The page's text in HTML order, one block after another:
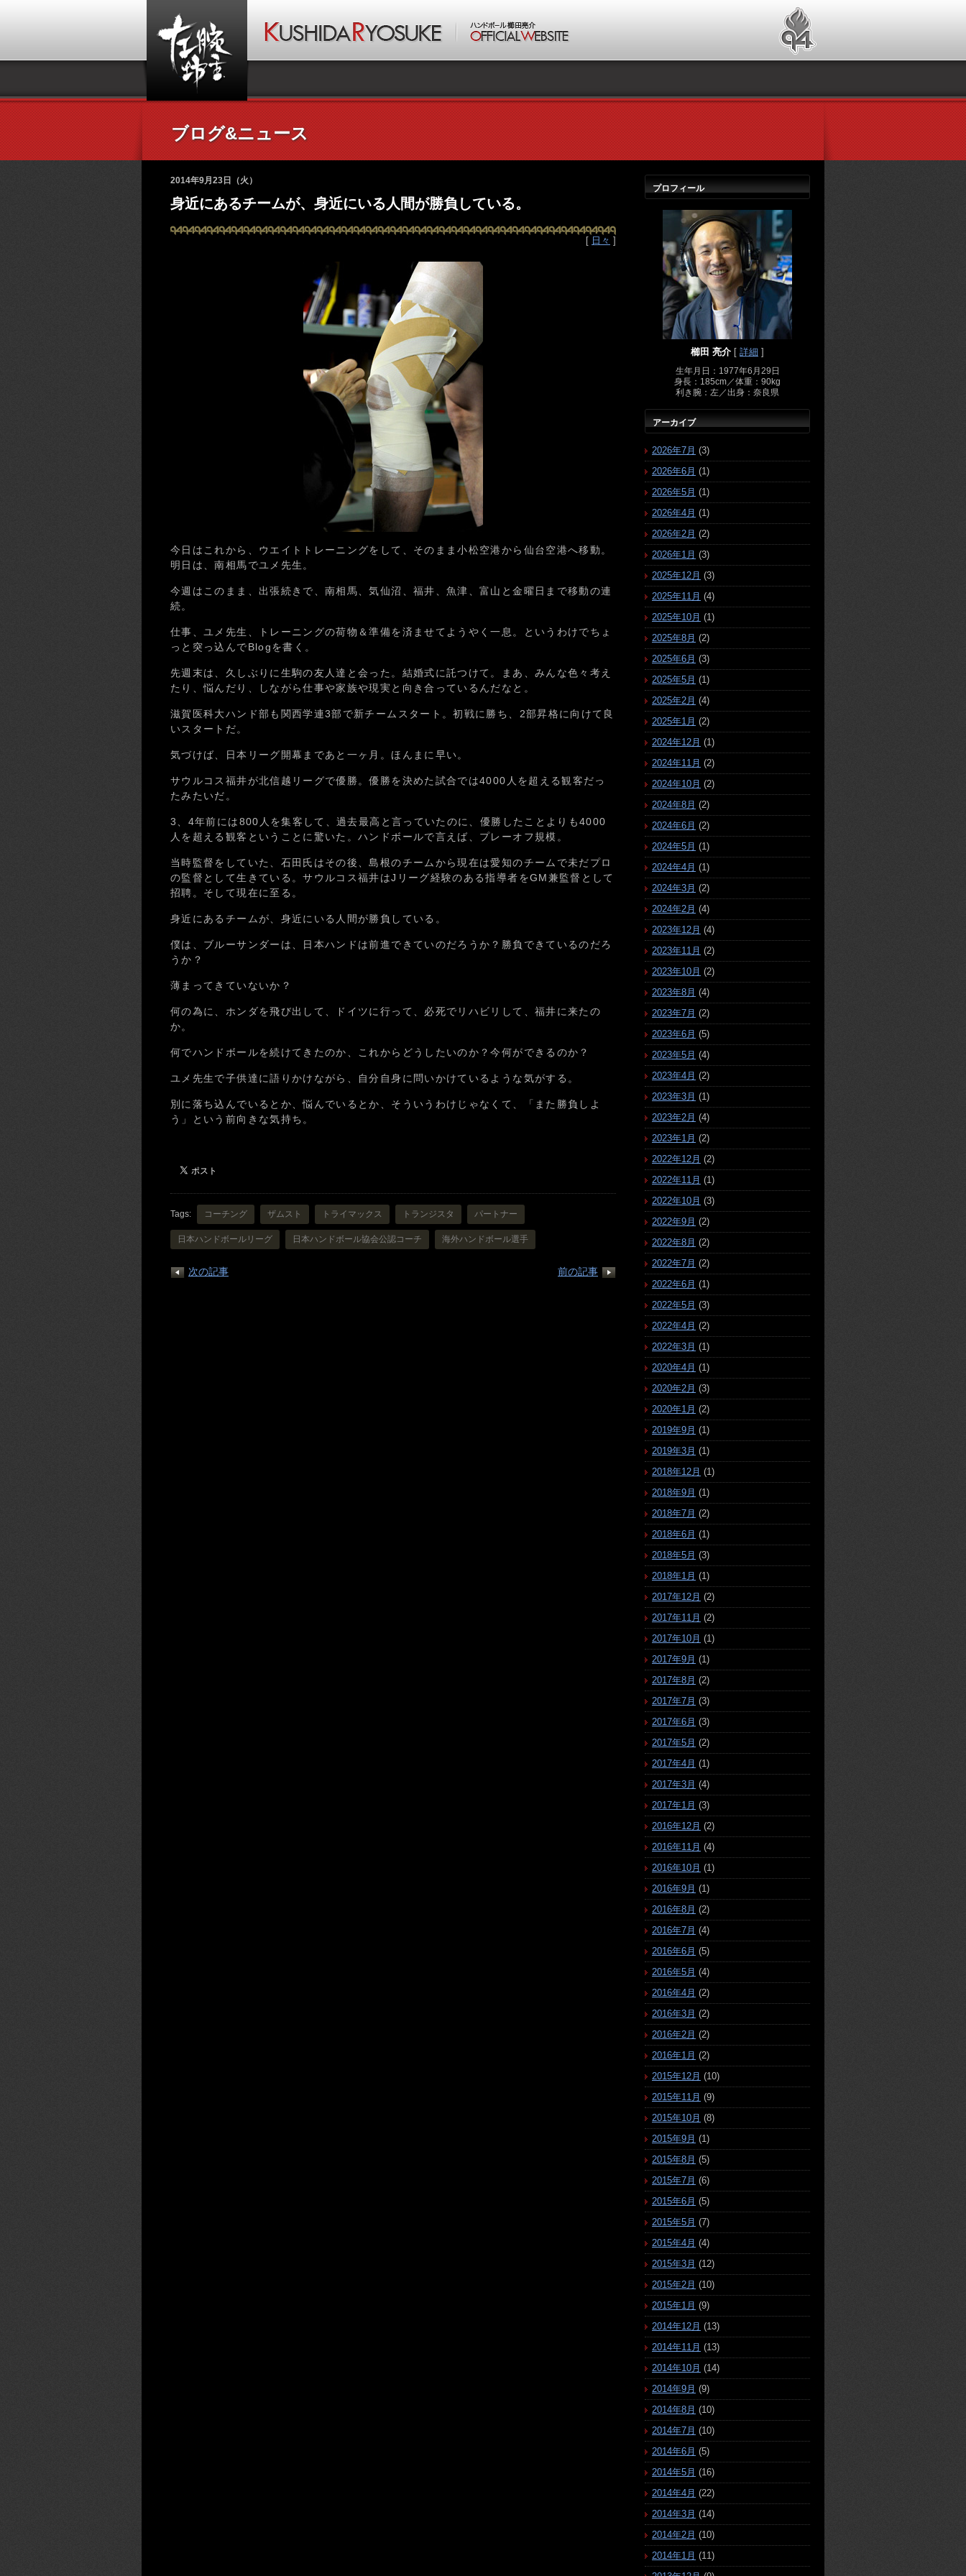
ブログ&ニュース
2014年9月23日（火）
身近にあるチームが、身近にいる人間が勝負している。
[ 日々 ]
今日はこれから、ウエイトトレーニングをして、そのまま小松空港から仙台空港へ移動。
明日は、南相馬でユメ先生。
今週はこのまま、出張続きで、南相馬、気仙沼、福井、魚津、富山と金曜日まで移動の連
続。
仕事、ユメ先生、トレーニングの荷物＆準備を済ませてようやく一息。というわけでちょ
っと突っ込んでBlogを書く。
先週末は、久しぶりに生駒の友人達と会った。結婚式に託つけて。まあ、みんな色々考え
たり、悩んだり、しながら仕事や家族や現実と向き合っているんだなと。
滋賀医科大ハンド部も関西学連3部で新チームスタート。初戦に勝ち、2部昇格に向けて良
いスタートだ。
気づけば、日本リーグ開幕まであと一ヶ月。ほんまに早い。
サウルコス福井が北信越リーグで優勝。優勝を決めた試合では4000人を超える観客だっ
たみたいだ。
3、4年前には800人を集客して、過去最高と言っていたのに、優勝したことよりも4000
人を超える観客ということに驚いた。ハンドボールで言えば、プレーオフ規模。
当時監督をしていた、石田氏はその後、島根のチームから現在は愛知のチームで未だプロ
の監督として生きている。サウルコス福井はJリーグ経験のある指導者をGM兼監督として
招聘。そして現在に至る。
身近にあるチームが、身近にいる人間が勝負している。
僕は、ブルーサンダーは、日本ハンドは前進できていのだろうか？勝負できているのだろ
うか？
薄まってきていないか？
何の為に、ホンダを飛び出して、ドイツに行って、必死でリハビリして、福井に来たの
か。
何でハンドボールを続けてきたのか、これからどうしたいのか？今何ができるのか？
ユメ先生で子供達に語りかけながら、自分自身に問いかけているような気がする。
別に落ち込んでいるとか、悩んでいるとか、そういうわけじゃなくて、「また勝負しよ
う」という前向きな気持ち。
Tags: コーチング ザムスト トライマックス トランジスタ パートナー
日本ハンドボールリーグ 日本ハンドボール協会公認コーチ 海外ハンドボール選手
前の記事
次の記事
プロフィール
櫛田 亮介 [ 詳細 ]
生年月日：1977年6月29日
身長：185cm／体重：90kg
利き腕：左／出身：奈良県
アーカイブ
2026年7月 (3)
2026年6月 (1)
2026年5月 (1)
2026年4月 (1)
2026年2月 (2)
2026年1月 (3)
2025年12月 (3)
2025年11月 (4)
2025年10月 (1)
2025年8月 (2)
2025年6月 (3)
2025年5月 (1)
2025年2月 (4)
2025年1月 (2)
2024年12月 (1)
2024年11月 (2)
2024年10月 (2)
2024年8月 (2)
2024年6月 (2)
2024年5月 (1)
2024年4月 (1)
2024年3月 (2)
2024年2月 (4)
2023年12月 (4)
2023年11月 (2)
2023年10月 (2)
2023年8月 (4)
2023年7月 (2)
2023年6月 (5)
2023年5月 (4)
2023年4月 (2)
2023年3月 (1)
2023年2月 (4)
2023年1月 (2)
2022年12月 (2)
2022年11月 (1)
2022年10月 (3)
2022年9月 (2)
2022年8月 (2)
2022年7月 (2)
2022年6月 (1)
2022年5月 (3)
2022年4月 (2)
2022年3月 (1)
2020年4月 (1)
2020年2月 (3)
2020年1月 (2)
2019年9月 (1)
2019年3月 (1)
2018年12月 (1)
2018年9月 (1)
2018年7月 (2)
2018年6月 (1)
2018年5月 (3)
2018年1月 (1)
2017年12月 (2)
2017年11月 (2)
2017年10月 (1)
2017年9月 (1)
2017年8月 (2)
2017年7月 (3)
2017年6月 (3)
2017年5月 (2)
2017年4月 (1)
2017年3月 (4)
2017年1月 (3)
2016年12月 (2)
2016年11月 (4)
2016年10月 (1)
2016年9月 (1)
2016年8月 (2)
2016年7月 (4)
2016年6月 (5)
2016年5月 (4)
2016年4月 (2)
2016年3月 (2)
2016年2月 (2)
2016年1月 (2)
2015年12月 (10)
2015年11月 (9)
2015年10月 (8)
2015年9月 (1)
2015年8月 (5)
2015年7月 (6)
2015年6月 (5)
2015年5月 (7)
2015年4月 (4)
2015年3月 (12)
2015年2月 (10)
2015年1月 (9)
2014年12月 (13)
2014年11月 (13)
2014年10月 (14)
2014年9月 (9)
2014年8月 (10)
2014年7月 (10)
2014年6月 (5)
2014年5月 (16)
2014年4月 (22)
2014年3月 (14)
2014年2月 (10)
2014年1月 (11)